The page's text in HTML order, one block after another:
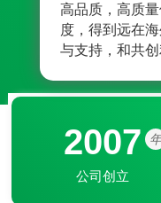
高品质，高质
度，得到远在
与支持，和共
2007
公司创立